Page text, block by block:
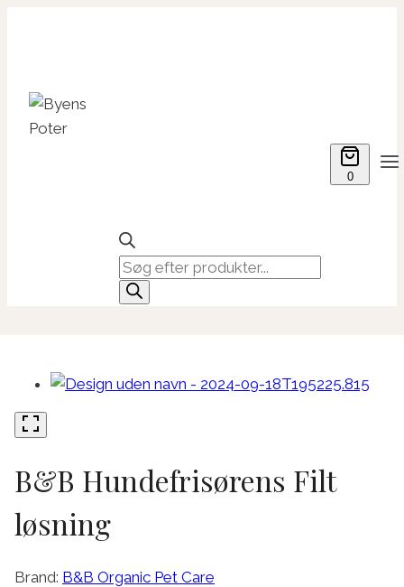
Products
search
0
B&B Hundefrisørens Filt
løsning
Brand: B&B Organic Pet Care